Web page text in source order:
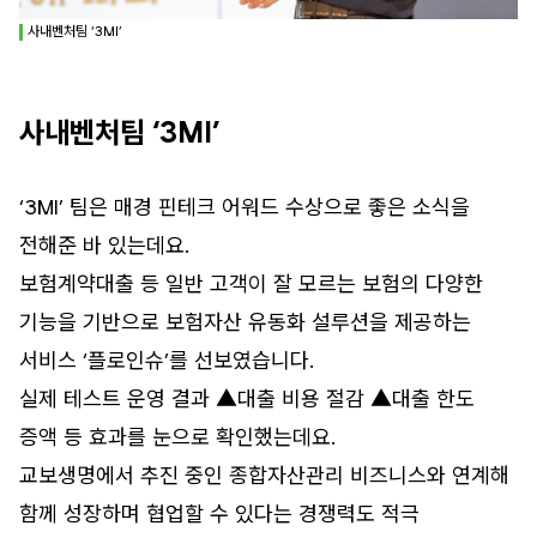
사내벤처팀 ‘3MI’
사내벤처팀 ‘3MI’
‘3MI’ 팀은 매경 핀테크 어워드 수상으로 좋은 소식을
전해준 바 있는데요.
보험계약대출 등 일반 고객이 잘 모르는 보험의 다양한
기능을 기반으로 보험자산 유동화 설루션을 제공하는
서비스 ‘플로인슈’를 선보였습니다.
실제 테스트 운영 결과 ▲대출 비용 절감 ▲대출 한도
증액 등 효과를 눈으로 확인했는데요.
교보생명에서 추진 중인 종합자산관리 비즈니스와 연계해
함께 성장하며 협업할 수 있다는 경쟁력도 적극